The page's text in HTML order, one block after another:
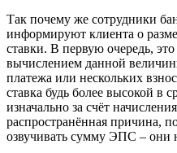
Так почему же сотрудники
информируют клиента о
ставки. В первую очередь,
вычислением данной
платежа или нескольких
ставка будь более высокой в
изначально за счёт
распространённая причина,
озвучивать сумму ЭПС – они